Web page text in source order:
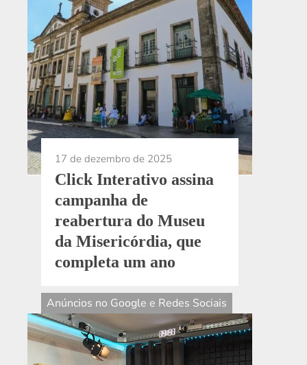
17 de dezembro de 2025
Click Interativo assina
campanha de
reabertura do Museu
da Misericórdia, que
completa um ano
Anúncios no Google e Redes Sociais